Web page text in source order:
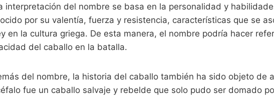
interpretación del nombre se basa en la personalidad y
por su valentía, fuerza y resistencia, características que se
en la cultura griega. De esta manera, el nombre podría hacer
del caballo en la batalla.
del nombre, la historia del caballo también ha sido objeto de
fue un caballo salvaje y rebelde que solo pudo ser domado